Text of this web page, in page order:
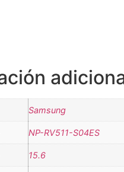
Samsung
NP-RV511-S04ES
15.6